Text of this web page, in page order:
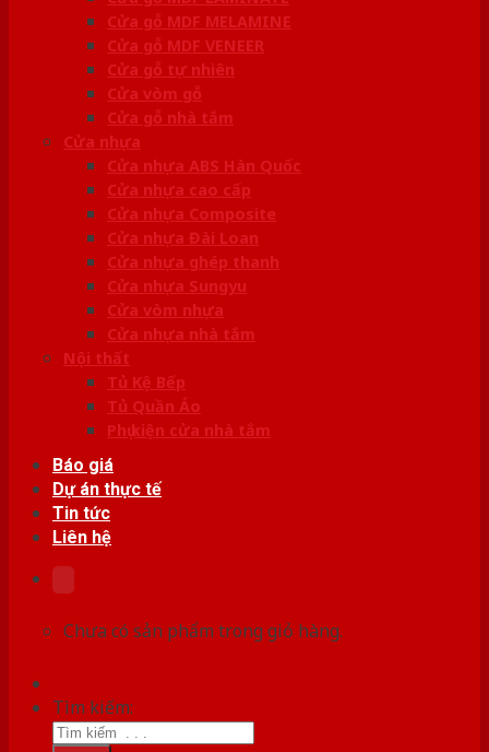
Cửa gỗ MDF MELAMINE
Cửa gỗ MDF VENEER
Cửa gỗ tự nhiên
Cửa vòm gỗ
Cửa gỗ nhà tắm
Cửa nhựa
Cửa nhựa ABS Hàn Quốc
Cửa nhựa cao cấp
Cửa nhựa Composite
Cửa nhựa Đài Loan
Cửa nhựa ghép thanh
Cửa nhựa Sungyu
Cửa vòm nhựa
Cửa nhựa nhà tắm
Nội thất
Tủ Kệ Bếp
Tủ Quần Áo
Phụ kiện cửa nhà tắm
Báo giá
Dự án thực tế
Tin tức
Liên hệ
Chưa có sản phẩm trong giỏ hàng.
Tìm kiếm: